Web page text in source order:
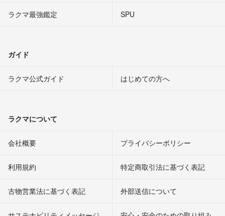
ラクマ最強鑑定
SPU
ガイド
ラクマ公式ガイド はじめての方へ
ラクマについて
会社概要 プライバシーポリシー
利用規約 特定商取引法に基づく表記
古物営業法に基づく表記 外部送信について